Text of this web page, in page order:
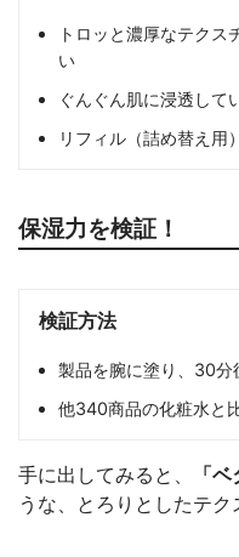
トロッと濃厚なテクス
い
ぐんぐん肌に浸透して
リフィル（詰め替え用
保湿力を検証！
検証方法
製品を腕に塗り、30分
他340商品の化粧水と
手に出してみると、 「
うな、とろりとしたテク